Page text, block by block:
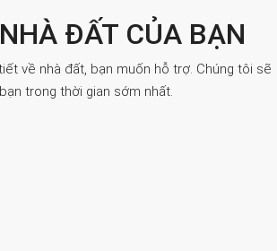
ĐẤT CỦA BẠN
về nhà đất, bạn muốn hỗ trợ. Chúng tôi sẽ
trong thời gian sớm nhất.